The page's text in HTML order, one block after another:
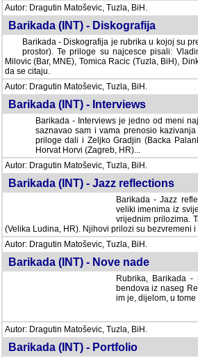
Autor: Dragutin Matoševic, Tuzla, BiH.
Barikada (INT) - Diskografija
Barikada - Diskografija je rubrika u kojoj su
prostor). Te priloge su najcesce pisali:
(Bar, MNE), Tomica Racic (Tuzla, BiH), Dinko
citaju.
Autor: Dragutin Matoševic, Tuzla, BiH.
Barikada (INT) - Interviews
Barikada - Interviews je jedno od meni
saznavao sam i vama prenosio
priloge dali i Zeljko Gradjin (Backa
Horvat Horvi (Zagreb, HR)...
Autor: Dragutin Matoševic, Tuzla, BiH.
Barikada (INT) - Jazz reflections
Barikada - Jazz
imenima iz svijeta
vrijednim prilozima.
(Velika Ludina, HR). Njihovi prilozi su bezvremeni i
Autor: Dragutin Matoševic, Tuzla, BiH.
Barikada (INT) - Nove nade
Rubrika, Barikada
bendova iz naseg
je, dijelom, u tome
Autor: Dragutin Matoševic, Tuzla, BiH.
Barikada (INT) - Portfolio